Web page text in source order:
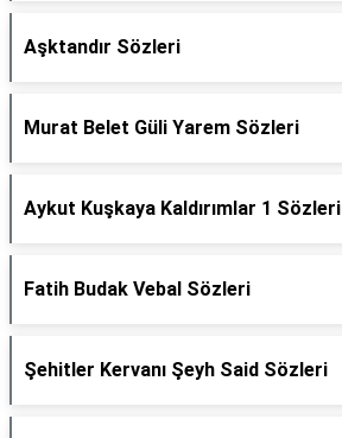
Aşktandır Sözleri
Murat Belet Güli Yarem Sözleri
Aykut Kuşkaya Kaldırımlar 1 Sözleri
Fatih Budak Vebal Sözleri
Şehitler Kervanı Şeyh Said Sözleri